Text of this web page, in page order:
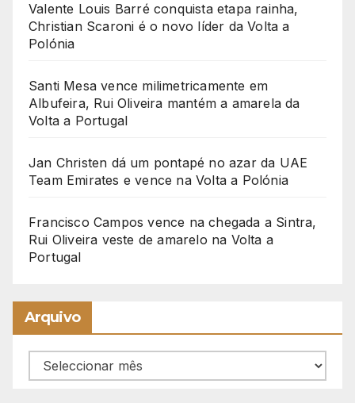
Valente Louis Barré conquista etapa rainha,
Christian Scaroni é o novo líder da Volta a
Polónia
Santi Mesa vence milimetricamente em
Albufeira, Rui Oliveira mantém a amarela da
Volta a Portugal
Jan Christen dá um pontapé no azar da UAE
Team Emirates e vence na Volta a Polónia
Francisco Campos vence na chegada a Sintra,
Rui Oliveira veste de amarelo na Volta a
Portugal
Arquivo
Arquivo